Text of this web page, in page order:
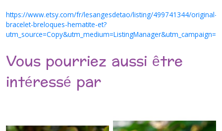
https://www.etsy.com/fr/lesangesdetao/listing/499741344/original-
bracelet-breloques-hematite-et?
Vous pourriez aussi être
intéressé par